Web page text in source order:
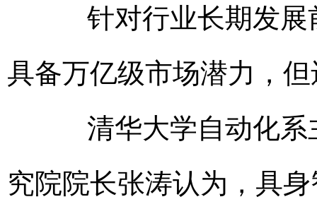
针对行业长期发展
具备万亿级市场潜力，
清华大学自动化系
究院院长张涛认为，具